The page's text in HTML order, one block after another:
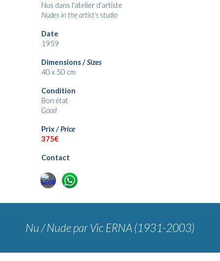
Nus dans l'atelier d'artiste
Nudes in the artist's studio
Date
1959
Dimensions /Sizes
40 x 50 cm
Condition
Bon état
Good
Prix /Price
375€
Contact
Nu / Nudepar Vic ERNA (1931-2003)